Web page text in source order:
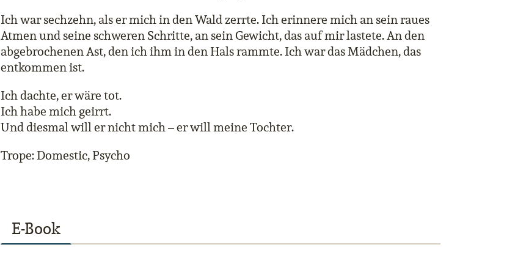
Ich war sechzehn, als er mich in den Wald zerrte. Ich erinnere mich an sein raues
Atmen und seine schweren Schritte, an sein Gewicht, das auf mir lastete. An den
abgebrochenen Ast, den ich ihm in den Hals rammte. Ich war das Mädchen, das
entkommen ist.
Ich dachte, er wäre tot.
Ich habe mich geirrt.
Und diesmal will er nicht mich – er will meine Tochter.
Trope: Domestic, Psycho
E-Book